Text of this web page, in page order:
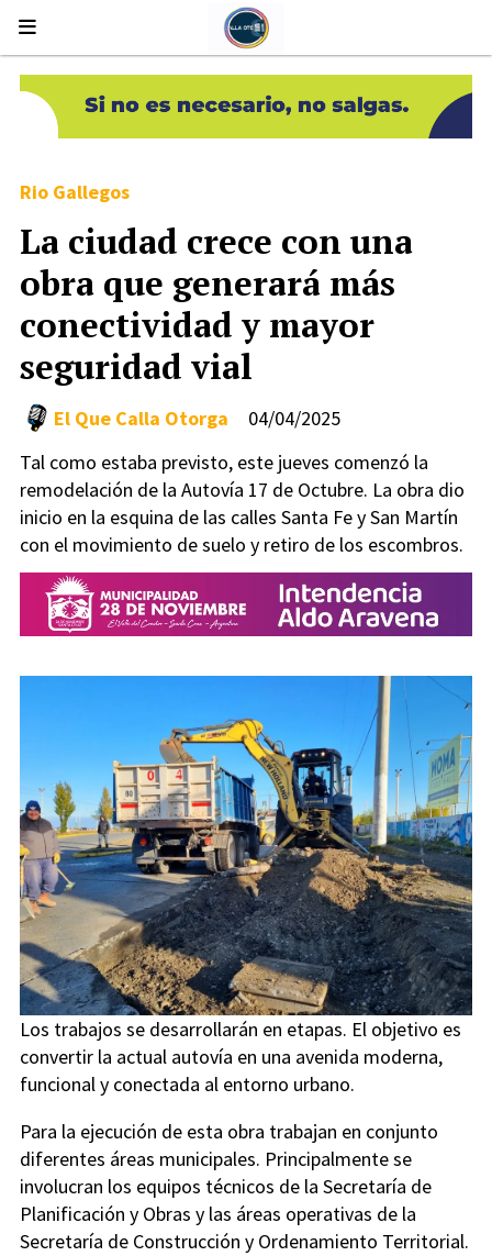
La ciudad crece con una
obra que generará más
conectividad y mayor
seguridad vial
Tal como estaba previsto, este jueves comenzó la
remodelación de la Autovía 17 de Octubre. La obra dio
inicio en la esquina de las calles Santa Fe y San Martín
con el movimiento de suelo y retiro de los escombros.
Rio Gallegos
04/04/2025
El Que Calla Otorga
Los trabajos se desarrollarán en etapas. El objetivo es
convertir la actual autovía en una avenida moderna,
funcional y conectada al entorno urbano.
Para la ejecución de esta obra trabajan en conjunto
diferentes áreas municipales. Principalmente se
involucran los equipos técnicos de la Secretaría de
Planificación y Obras y las áreas operativas de la
Secretaría de Construcción y Ordenamiento Territorial.